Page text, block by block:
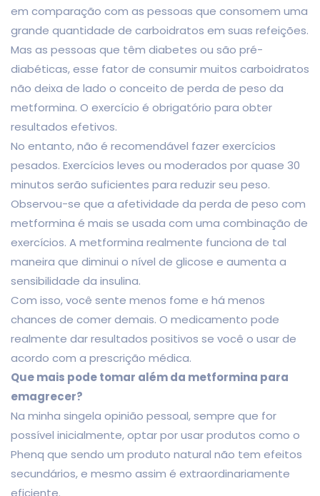
em comparação com as pessoas que consomem uma
grande quantidade de carboidratos em suas refeições.
Mas as pessoas que têm diabetes ou são pré-
diabéticas, esse fator de consumir muitos carboidratos
não deixa de lado o conceito de perda de peso da
metformina. O exercício é obrigatório para obter
resultados efetivos.
No entanto, não é recomendável fazer exercícios
pesados. Exercícios leves ou moderados por quase 30
minutos serão suficientes para reduzir seu peso.
Observou-se que a afetividade da perda de peso com
metformina é mais se usada com uma combinação de
exercícios. A metformina realmente funciona de tal
maneira que diminui o nível de glicose e aumenta a
sensibilidade da insulina.
Com isso, você sente menos fome e há menos
chances de comer demais. O medicamento pode
realmente dar resultados positivos se você o usar de
acordo com a prescrição médica.
Que mais pode tomar além da metformina para
emagrecer?
Na minha singela opinião pessoal, sempre que for
possível inicialmente, optar por usar produtos como o
Phenq que sendo um produto natural não tem efeitos
secundários, e mesmo assim é extraordinariamente
eficiente.